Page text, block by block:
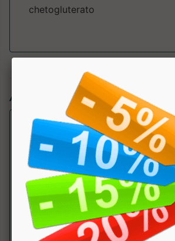
chetogluterato
Articoli simili:
HMB 3600 Plus